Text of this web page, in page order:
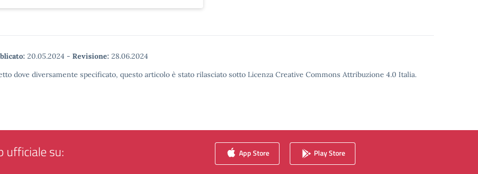
20.05.2024 - Revisione: 28.06.2024
dove diversamente specificato, questo articolo è stato rilasciato sotto Licenza Creative Commons Attribuzione 4.0 Italia.
ufficiale su: App Store Play Store